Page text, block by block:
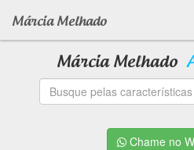
Márcia Melhado
Márcia Melhado
Chame no